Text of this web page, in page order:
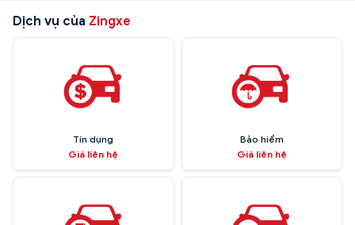
Dịch vụ của Zingxe
Tín dụng
Giá liên hệ
Bảo hiểm
Giá liên hệ